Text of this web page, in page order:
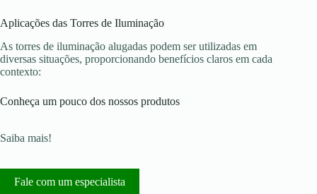
Aplicações das Torres de Iluminação
As torres de iluminação alugadas podem ser utilizadas em
diversas situações, proporcionando benefícios claros em cada
contexto:
Conheça um pouco dos nossos produtos
Saiba mais!
Fale com um especialista